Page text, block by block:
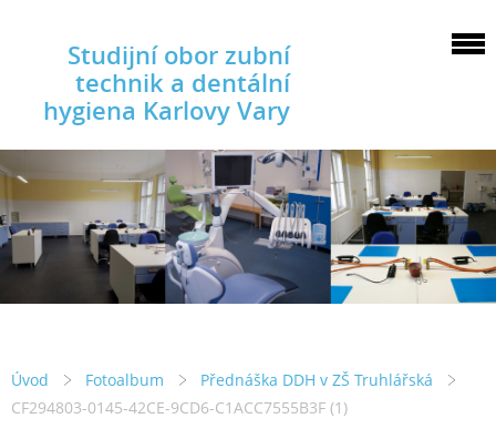
Studijní obor zubní
technik a dentální
hygiena Karlovy Vary
Úvod Fotoalbum
Přednáška DDH v ZŠ Truhlářská
CF294803-0145-42CE-9CD6-C1ACC7555B3F (1)